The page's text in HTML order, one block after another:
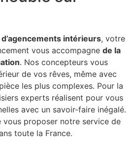
intérieurs, votre
vous accompagne de la
. Nos concepteurs vous
de vos rêves, même avec
les plus complexes. Pour la
experts réalisent pour vous
avec un savoir-faire inégalé.
vous proposer notre service de
toute la France.